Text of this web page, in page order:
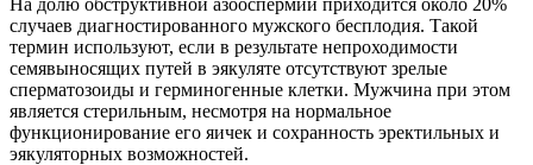
случаев диагностированного мужского бесплодия. Такой
термин используют, если в результате непроходимости
семявыносящих путей в эякуляте отсутствуют зрелые
сперматозоиды и герминогенные клетки. Мужчина при этом
является стерильным, несмотря на нормальное
функционирование его яичек и сохранность эректильных и
эякуляторных возможностей.